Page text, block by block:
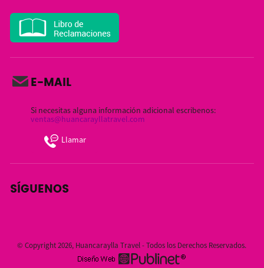
E-MAIL
Si necesitas alguna información adicional escribenos:
ventas@huancarayllatravel.com
Llamar
SÍGUENOS
© Copyright 2026, Huancaraylla Travel - Todos los Derechos Reservados.